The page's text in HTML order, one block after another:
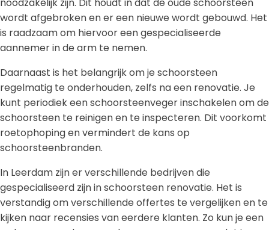
wordt afgebroken en er een nieuwe wordt gebouwd. Het
is raadzaam om hiervoor een gespecialiseerde
aannemer in de arm te nemen.
Daarnaast is het belangrijk om je schoorsteen
regelmatig te onderhouden, zelfs na een renovatie. Je
kunt periodiek een schoorsteenveger inschakelen om de
schoorsteen te reinigen en te inspecteren. Dit voorkomt
roetophoping en vermindert de kans op
schoorsteenbranden.
In Leerdam zijn er verschillende bedrijven die
gespecialiseerd zijn in schoorsteen renovatie. Het is
verstandig om verschillende offertes te vergelijken en te
kijken naar recensies van eerdere klanten. Zo kun je een